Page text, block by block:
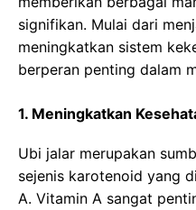
signifikan. Mulai dari
meningkatkan sistem
berperan penting dalam
1. Meningkatkan
Ubi jalar merupakan
sejenis karotenoid yang
A. Vitamin A sangat